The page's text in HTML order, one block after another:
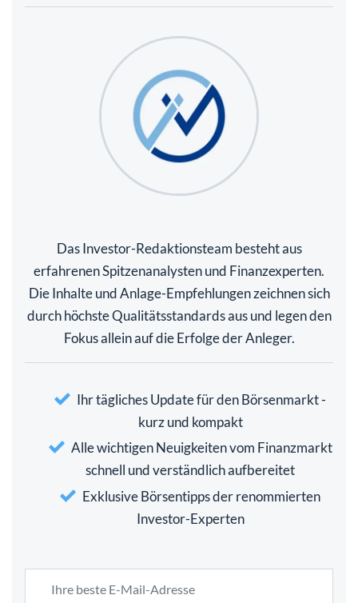
Das Investor-Redaktionsteam besteht aus
erfahrenen Spitzenanalysten und Finanzexperten.
Die Inhalte und Anlage-Empfehlungen zeichnen sich
durch höchste Qualitätsstandards aus und legen den
Fokus allein auf die Erfolge der Anleger.
Ihr tägliches Update für den Börsenmarkt -
kurz und kompakt
Alle wichtigen Neuigkeiten vom Finanzmarkt
schnell und verständlich aufbereitet
Exklusive Börsentipps der renommierten
Investor-Experten